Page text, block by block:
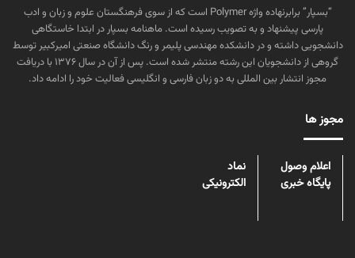
“بسپار” برابرنهاده واژه Polymer است که از سوی فرهنگستان علوم و زبان و ادب
پارسی پیشنهاد و به تصویب رسیده است. ماهنامه بسپار در ابتدا خاستگاهی
دانشجویی داشته و در دانشکده مهندسی پلیمر و رنگ دانشگاه صنعتی امیرکبیر توسط
گروهی از دانشجویان این رشته منتشر شده است. پس از آن در سال ۱۳۷۶ با دریافت
مجوز انتشار بین المللی به دو زبان فارسی و انگلیسی فعالیت خود را ادامه داد.
مجوز ها
اعلام وصول
پایگاه خبری
نماد
الکترونیکی